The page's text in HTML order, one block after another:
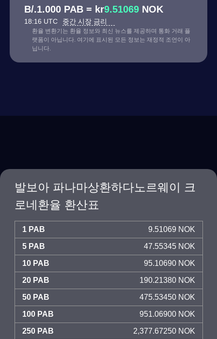
B/.1.000 PAB = kr9.51069 NOK
18:16 UTC 중간 시장 금리
환율 변환기는 환율 정보와 최신 뉴스를 제공하며 통화 거래 플
랫폼이 아닙니다. 여기에 표시된 모든 정보는 재정적 조언이 아
닙니다.
발보아 파나마상환하다노르웨이 크
로네환율 환산표
1 PAB 9.51069 NOK
5 PAB 47.55345 NOK
10 PAB 95.10690 NOK
20 PAB 190.21380 NOK
50 PAB 475.53450 NOK
100 PAB 951.06900 NOK
250 PAB 2,377.67250 NOK